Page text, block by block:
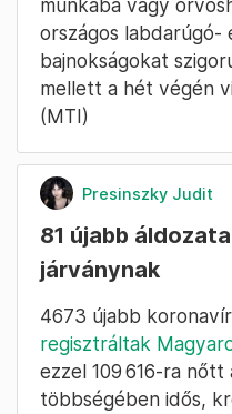
munkába vagy
országos labdarúgó-
bajnokságokat
mellett a hét végén
(MTI)
Presinszky Judit
81 újabb
járványnak
4673 újabb
regisztráltak
ezzel 109 616-ra nőtt
többségében idős,